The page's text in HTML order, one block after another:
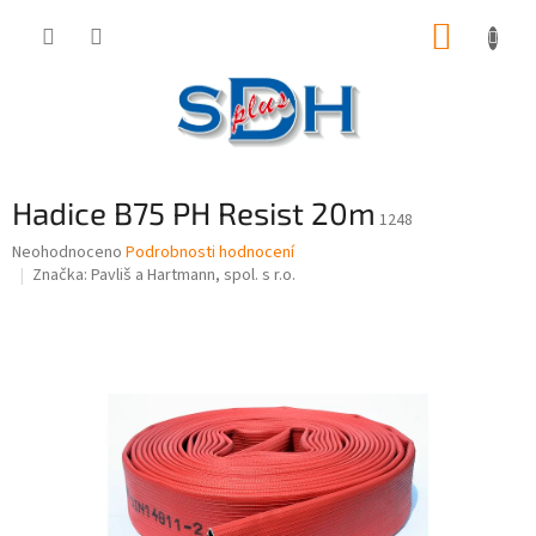
Hadice B75 PH Resist 20m 1248
Průměrné
hodnocení
Neohodnoceno Podrobnosti hodnocení
Značka: Pavliš a Hartmann, spol. s r.o.